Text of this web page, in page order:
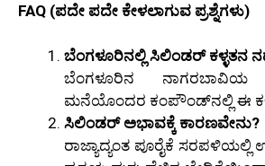
FAQ (ಪದೇ ಪದೇ ಕೇಳಲಾಗುವ ಪ್ರಶ್ನೆಗಳು)
ಬೆಂಗಳೂರಿನಲ್ಲಿ ಸಿಲಿಂಡರ್ ಕಳ್ಳತನ
ಬೆಂಗಳೂರಿನ ನಾಗರಬಾವಿಯ
ಮನೆಯೊಂದರ ಕಂಪೌಂಡ್‌ನಲ್ಲಿ ಈ
ಸಿಲಿಂಡರ್ ಅಭಾವಕ್ಕೆ ಕಾರಣವೇನು?
ರಾಜ್ಯಾದ್ಯಂತ ಪೂರೈಕೆ ಸರಪಳಿಯಲ್ಲಿ